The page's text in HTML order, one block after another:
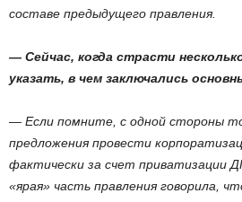
составе предыдущего правления.
— Сейчас, когда страсти
указать, в чем заключались
— Если помните, с одной стороны
предложения провести
фактически за счет приватизации
«ярая» часть правления говорила,